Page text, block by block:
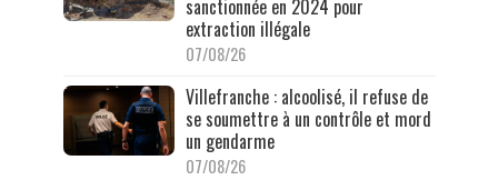
sanctionnée en 2024 pour
extraction illégale
07/08/26
Villefranche : alcoolisé, il refuse de
se soumettre à un contrôle et mord
un gendarme
07/08/26